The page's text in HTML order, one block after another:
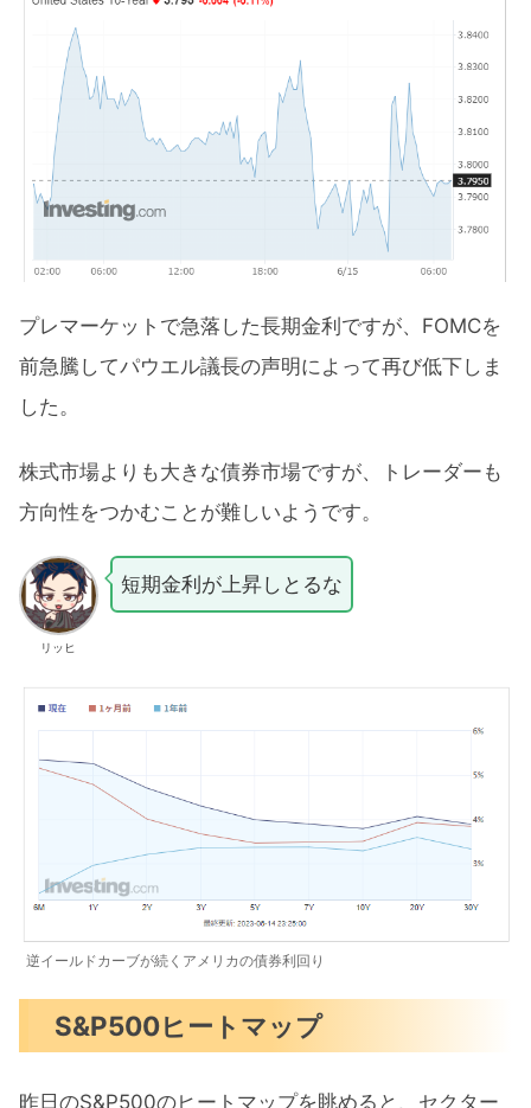
プレマーケットで急落した長期金利ですが、FOMCを
前急騰してパウエル議長の声明によって再び低下しま
した。
株式市場よりも大きな債券市場ですが、トレーダーも
方向性をつかむことが難しいようです。
リッヒ
短期金利が上昇しとるな
逆イールドカーブが続くアメリカの債券利回り
S&P500ヒートマップ
昨日のS&P500のヒートマップを眺めると、セクター